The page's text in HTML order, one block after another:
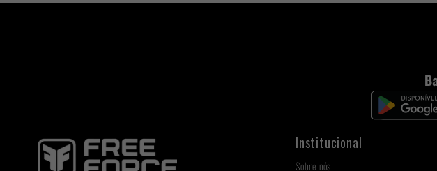
Institucional
Sobre nós